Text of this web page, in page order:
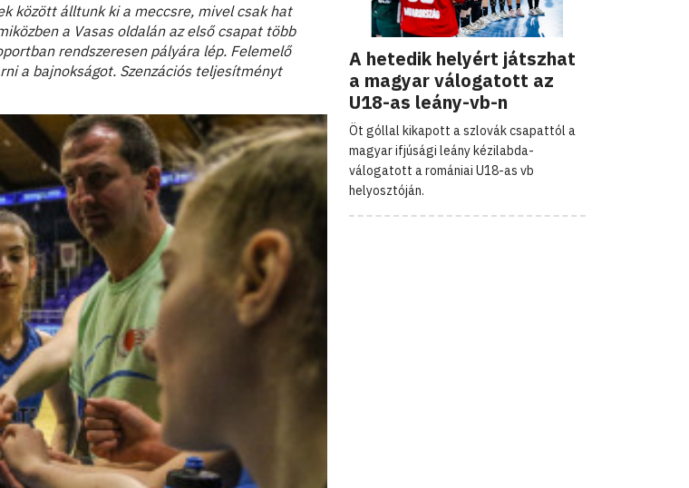
között álltunk ki a meccsre, mivel csak hat
a Vasas oldalán az első csapat több
rendszeresen pályára lép. Felemelő
a bajnokságot. Szenzációs teljesítményt
A hetedik helyért játszhat
a magyar válogatott az
U18-as leány-vb-n
Öt góllal kikapott a szlovák csapattól a
magyar ifjúsági leány kézilabda-
válogatott a romániai U18-as vb
helyosztóján.